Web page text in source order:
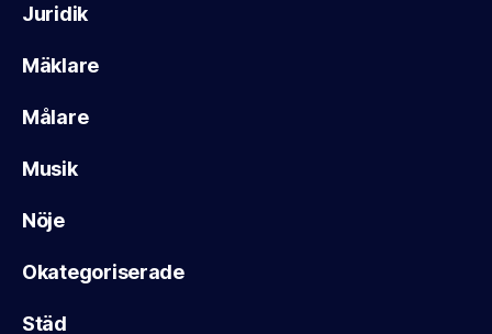
Juridik
Mäklare
Målare
Musik
Nöje
Okategoriserade
Städ